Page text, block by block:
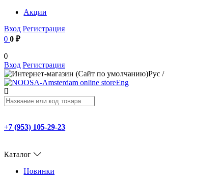
Акции
Вход Регистрация
0 0 ₽
0
Вход Регистрация
Рус /
Eng
+7 (953) 105-29-23
Каталог
Новинки